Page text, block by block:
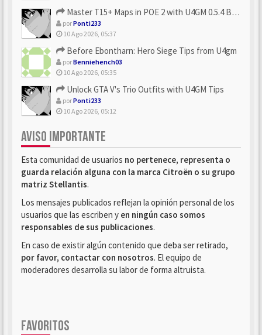
Master T15+ Maps in POE 2 with U4GM 0.5.4 Builds
porPonti233
10 Ago 2026, 05:37
Before Ebontharn: Hero Siege Tips from U4gm
porBenniehench03
10 Ago 2026, 05:35
Unlock GTA V's Trio Outfits with U4GM Tips
porPonti233
10 Ago 2026, 05:12
AVISO IMPORTANTE
Esta comunidad de usuarios no pertenece, representa o
guarda relación alguna con la marca Citroën o su grupo
matriz Stellantis.
Los mensajes publicados reflejan la opinión personal de los
usuarios que las escriben y en ningún caso somos
responsables de sus publicaciones.
En caso de existir algún contenido que deba ser retirado,
por favor, contactar con nosotros. El equipo de
moderadores desarrolla su labor de forma altruista.
FAVORITOS